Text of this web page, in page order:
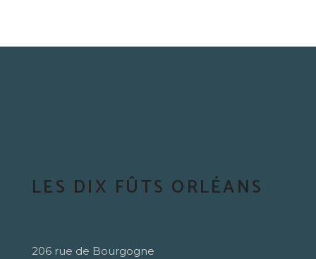
LES DIX FÛTS ORLÉANS
206 rue de Bourgogne